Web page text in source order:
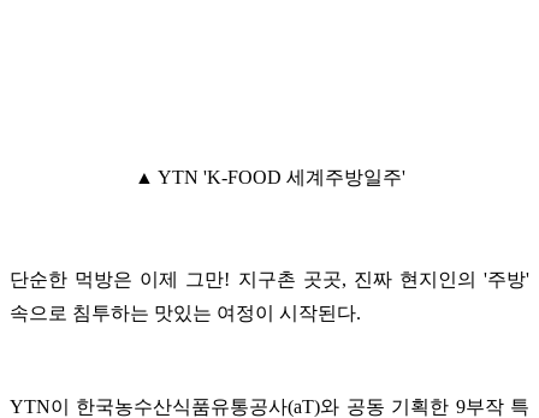
▲ YTN 'K-FOOD 세계주방일주'
단순한 먹방은 이제 그만! 지구촌 곳곳, 진짜 현지인의 '주방'
속으로 침투하는 맛있는 여정이 시작된다.
YTN이 한국농수산식품유통공사(aT)와 공동 기획한 9부작 특